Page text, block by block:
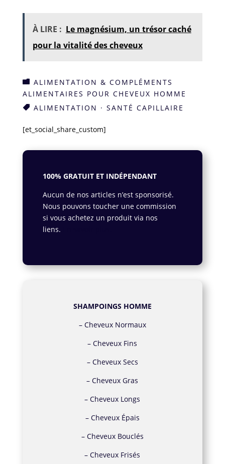
À LIRE : Le magnésium, un trésor caché
pour la vitalité des cheveux

ALIMENTATION & COMPLÉMENTS
ALIMENTAIRES POUR CHEVEUX HOMME
 ALIMENTATION · SANTÉ CAPILLAIRE
[et_social_share_custom]
100% GRATUIT ET INDÉPENDANT
Aucun de nos articles n’est sponsorisé.
Nous pouvons toucher une commission
si vous achetez un produit via nos
liens.
SHAMPOINGS HOMME
– Cheveux Normaux
–Cheveux Fins
– Cheveux Secs
–Cheveux Gras
–Cheveux Longs
– Cheveux Épais
– Cheveux Bouclés
–Cheveux Frisés